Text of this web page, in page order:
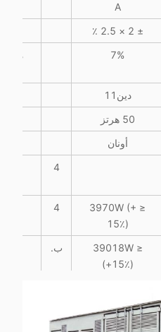
A
± 2 × 2.5 ٪
7%
دين11
50 هرتز
أونان
4
≤ 3970W (+
15٪)
4
≤ 39018W
(+15٪)
ب.
0.50٪